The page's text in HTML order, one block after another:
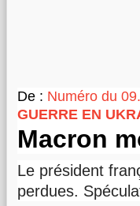
De : Numéro du
GUERRE EN
Macron
Le président
perdues.